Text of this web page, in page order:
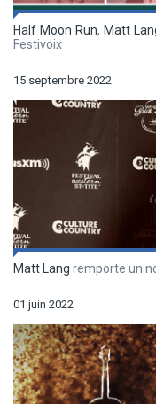
Half Moon Run, Matt
Festivoix
15 septembre 2022
Matt Lang remporte un
01 juin 2022